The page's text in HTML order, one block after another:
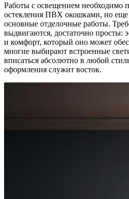
Работы с освещением необходимо
остекления ПВХ окошками, но еще
основные отделочные работы.
выдвигаются, достаточно просты:
и комфорт, который оно может
многие выбирают встроенные
вписаться абсолютно в любой
оформления служит восток.